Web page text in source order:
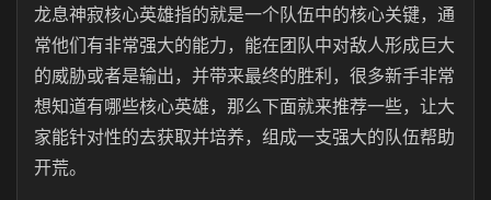
龙息神寂核心英雄指的就是一个队伍中的核心关键，通
常他们有非常强大的能力，能在团队中对敌人形成巨大
的威胁或者是输出，并带来最终的胜利，很多新手非常
想知道有哪些核心英雄，那么下面就来推荐一些，让大
家能针对性的去获取并培养，组成一支强大的队伍帮助
开荒。